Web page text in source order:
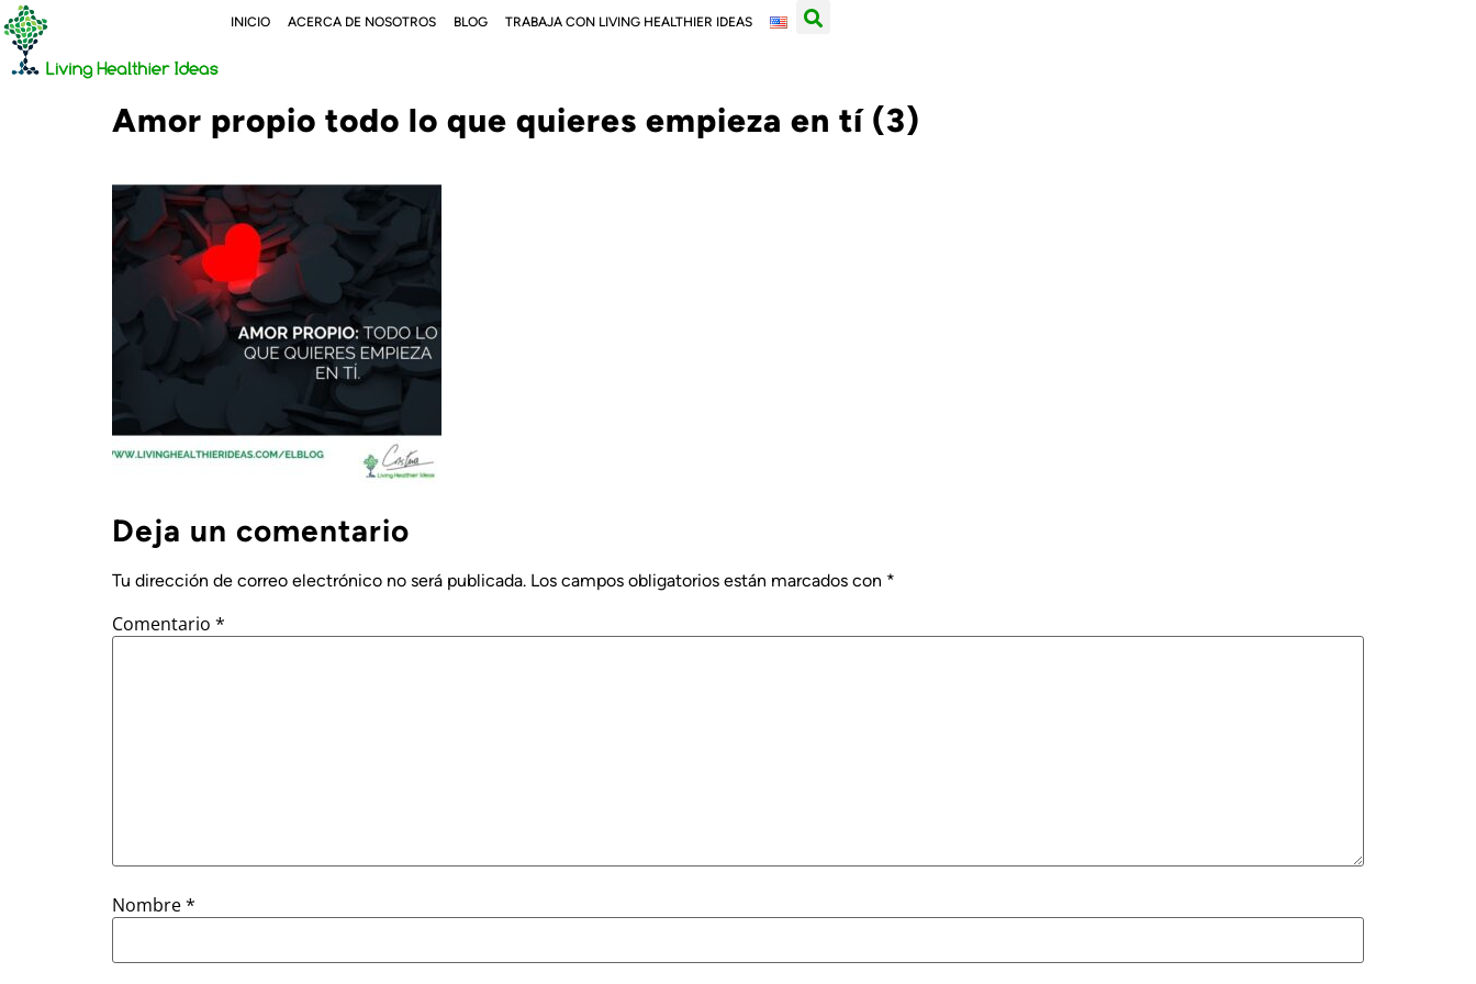
INICIO ACERCA DE NOSOTROS BLOG TRABAJA CON LIVING HEALTHIER IDEAS
Amor propio todo lo que quieres empieza en tí (3)
Deja un comentario
Tu dirección de correo electrónico no será publicada. Los campos obligatorios están marcados con *
Comentario *
Nombre*